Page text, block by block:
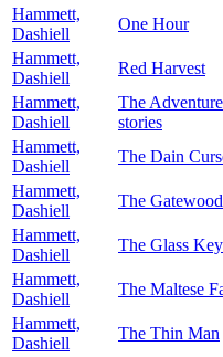
Hammett,
Dashiell
One Hour
Hammett,
Dashiell
Red Harvest
Hammett,
Dashiell
The
stories
Hammett,
Dashiell
The Dain
Hammett,
Dashiell
The
Hammett,
Dashiell
The Glass Key
Hammett,
Dashiell
The Maltese
Hammett,
Dashiell
The Thin Man